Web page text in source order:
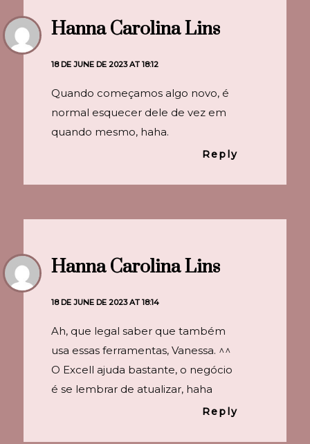
Hanna Carolina Lins
18 DE JUNE DE 2023 AT 18:12
Quando começamos algo novo, é
normal esquecer dele de vez em
quando mesmo, haha.
Reply
Hanna Carolina Lins
18 DE JUNE DE 2023 AT 18:14
Ah, que legal saber que também
usa essas ferramentas, Vanessa. ^^
O Excell ajuda bastante, o negócio
é se lembrar de atualizar, haha
Reply